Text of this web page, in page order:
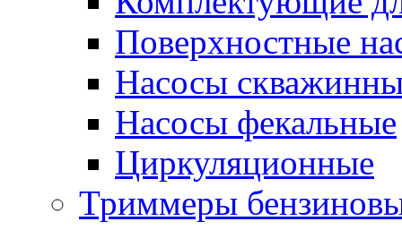
Поверхностные
Насосы
Насосы фекальные
Циркуляционные
Триммеры